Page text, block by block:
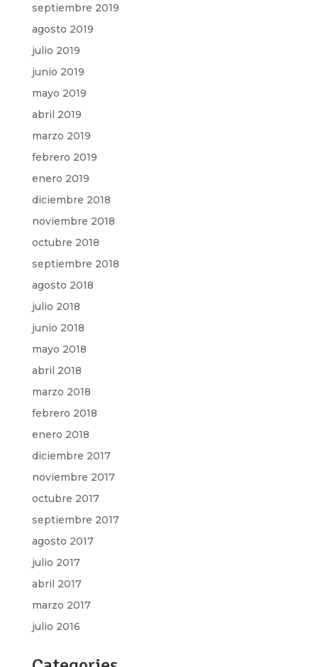
septiembre 2019
agosto 2019
julio 2019
junio 2019
mayo 2019
abril 2019
marzo 2019
febrero 2019
enero 2019
diciembre 2018
noviembre 2018
octubre 2018
septiembre 2018
agosto 2018
julio 2018
junio 2018
mayo 2018
abril 2018
marzo 2018
febrero 2018
enero 2018
diciembre 2017
noviembre 2017
octubre 2017
septiembre 2017
agosto 2017
julio 2017
abril 2017
marzo 2017
julio 2016